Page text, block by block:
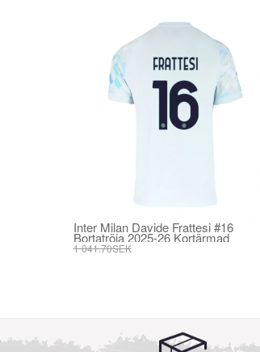
Inter Milan Davide Frattesi #16
Bortatröja 2025-26 Kortärmad
1 041.70SEK